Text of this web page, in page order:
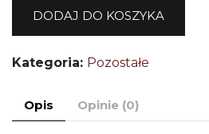
DODAJ DO KOSZYKA
Kategoria: Pozostałe
Opis Opinie (0)